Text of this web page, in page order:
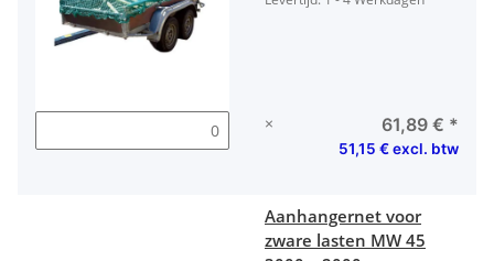
× 61,89 € *
51,15 € excl. btw
Aanhangernet voor
zware lasten MW 45